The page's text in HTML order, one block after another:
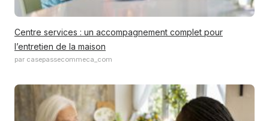
Centre services : un accompagnement complet pour
l’entretien de la maison
par casepassecommeca_com